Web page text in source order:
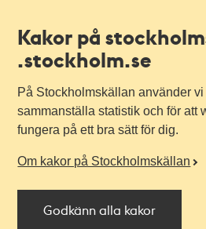
Kakor på
.stockholm.se
På Stockholmskällan använder
sammanställa statistik och för att
fungera på ett bra sätt för dig.
Om kakor på Stockholmskällan
Godkänn alla kakor